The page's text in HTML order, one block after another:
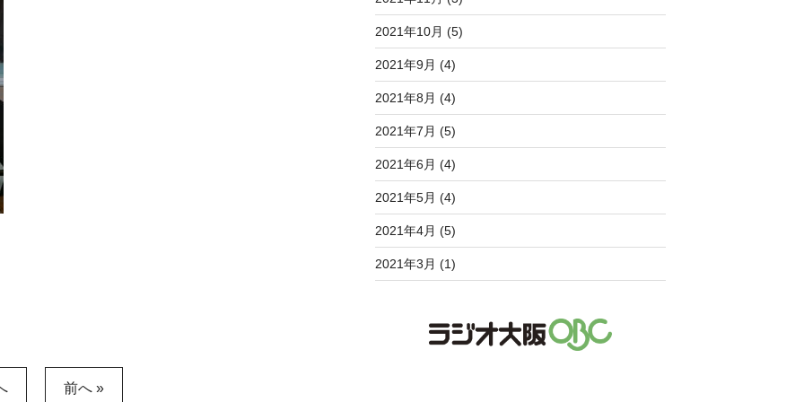
前へ »
2021年10月 (5)
2021年9月 (4)
2021年8月 (4)
2021年7月 (5)
2021年6月 (4)
2021年5月 (4)
2021年4月 (5)
2021年3月 (1)